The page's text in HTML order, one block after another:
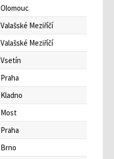
Olomouc
Valašské Meziříčí
Valašské Meziříčí
Vsetín
Praha
Kladno
Most
Praha
Brno